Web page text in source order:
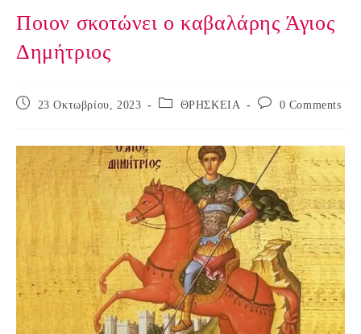
Ποιον σκοτώνει ο καβαλάρης Άγιος
Δημήτριος
Post
23 Οκτωβρίου, 2023
Post
ΘΡΗΣΚΕΙΑ
Post
0 Comments